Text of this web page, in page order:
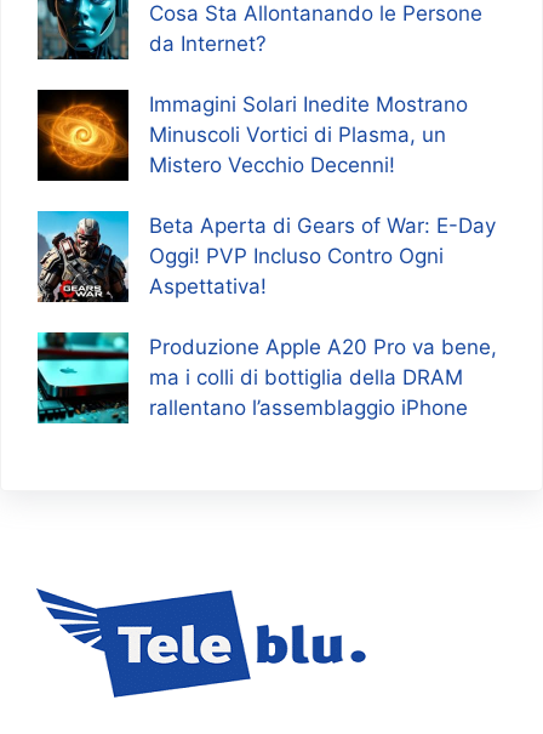
Cosa Sta Allontanando le Persone
da Internet?
Immagini Solari Inedite Mostrano
Minuscoli Vortici di Plasma, un
Mistero Vecchio Decenni!
Beta Aperta di Gears of War: E-Day
Oggi! PVP Incluso Contro Ogni
Aspettativa!
Produzione Apple A20 Pro va bene,
ma i colli di bottiglia della DRAM
rallentano l’assemblaggio iPhone